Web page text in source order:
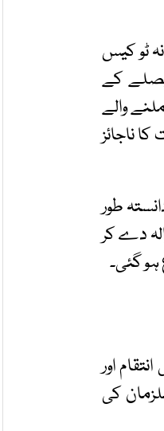
ٹو کیس
فیصلے کے
والے
ناجائز
طور
دے کر
ہو گئی۔
اور
کی